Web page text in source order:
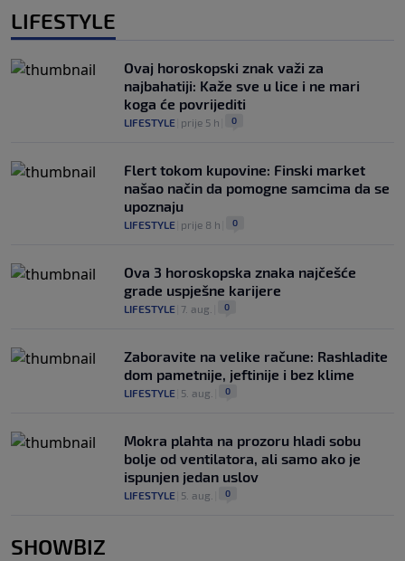
LIFESTYLE
Ovaj horoskopski znak važi za
najbahatiji: Kaže sve u lice i ne mari
koga će povrijediti
LIFESTYLE prije 5 h 0
Flert tokom kupovine: Finski market
našao način da pomogne samcima da se
upoznaju
LIFESTYLE prije 8 h 0
Ova 3 horoskopska znaka najčešće
grade uspješne karijere
LIFESTYLE 7. aug. 0
Zaboravite na velike račune: Rashladite
dom pametnije, jeftinije i bez klime
LIFESTYLE 5. aug. 0
Mokra plahta na prozoru hladi sobu
bolje od ventilatora, ali samo ako je
ispunjen jedan uslov
LIFESTYLE 5. aug. 0
SHOWBIZ